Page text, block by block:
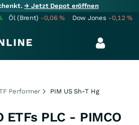
→ Jetzt Depot eröffnen
Öl (Brent) -0,06% Dow Jones -0,12%
Performer PIM US Sh-T Hg
ETFs PLC - PIMCO